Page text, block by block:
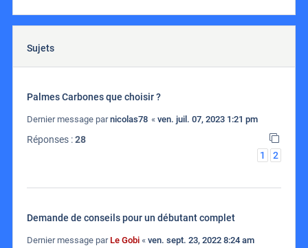
Sujets
Palmes Carbones que choisir ?
Dernier message parnicolas78 « ven. juil. 07, 2023 1:21 pm
Réponses :28
1
2
Demande de conseils pour un débutant complet
Dernier message par Le Gobi « ven. sept. 23, 2022 8:24 am